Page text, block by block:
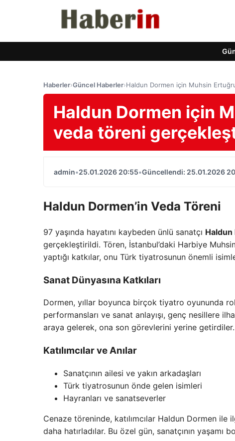
Haberler›Güncel Haberler›Haldun Dormen için Muhsin
Haldun Dormen için
veda töreni
admin•25.01.2026 20:55•Güncellendi: 25.01.2026
Haldun Dormen’in Veda Töreni
97 yaşında hayatını kaybeden ünlü sanatçı
gerçekleştirildi. Tören, İstanbul’daki Harbiye
yaptığı katkılar, onu Türk tiyatrosunun önemli
Sanat Dünyasına Katkıları
Dormen, yıllar boyunca birçok tiyatro oyununda rol
performansları ve sanat anlayışı, genç nesillere
araya gelerek, ona son görevlerini yerine getirdiler.
Katılımcılar ve Anılar
Sanatçının ailesi ve yakın arkadaşları
Türk tiyatrosunun önde gelen isimleri
Hayranları ve sanatseverler
Cenaze töreninde, katılımcılar Haldun Dormen ile
daha hatırladılar. Bu özel gün, sanatçının yaşamı